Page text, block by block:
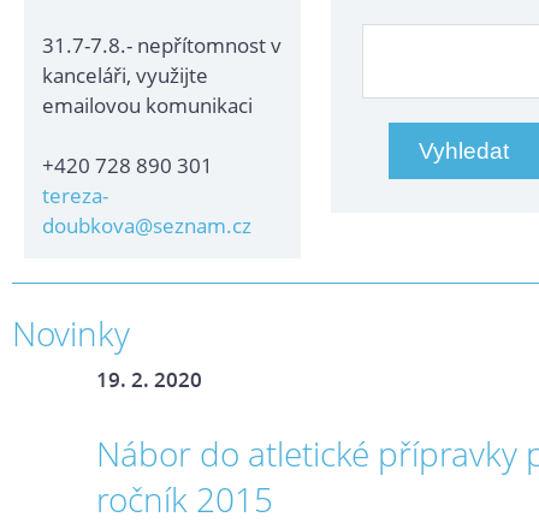
31.7-7.8.- nepřítomnost v
kanceláři, využijte
emailovou komunikaci
+420 728 890 301
tereza-
doubkova@seznam.cz
Novinky
19. 2. 2020
Nábor do atletické přípravky
ročník 2015